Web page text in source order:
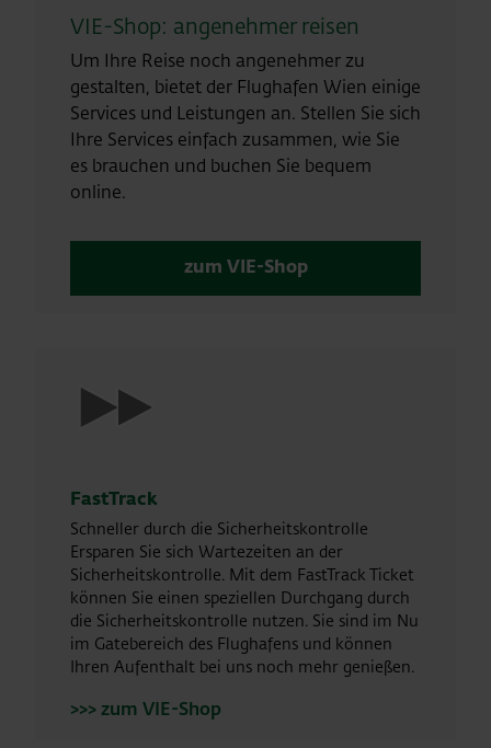
VIE-Shop: angenehmer reisen
Um Ihre Reise noch angenehmer zu
gestalten, bietet der Flughafen Wien einige
Services und Leistungen an. Stellen Sie sich
Ihre Services einfach zusammen, wie Sie
es brauchen und buchen Sie bequem
online.
zum VIE-Shop
FastTrack
Schneller durch die Sicherheitskontrolle
Ersparen Sie sich Wartezeiten an der
Sicherheitskontrolle. Mit dem FastTrack Ticket
können Sie einen speziellen Durchgang durch
die Sicherheitskontrolle nutzen. Sie sind im Nu
im Gatebereich des Flughafens und können
Ihren Aufenthalt bei uns noch mehr genießen.
>>> zum VIE-Shop